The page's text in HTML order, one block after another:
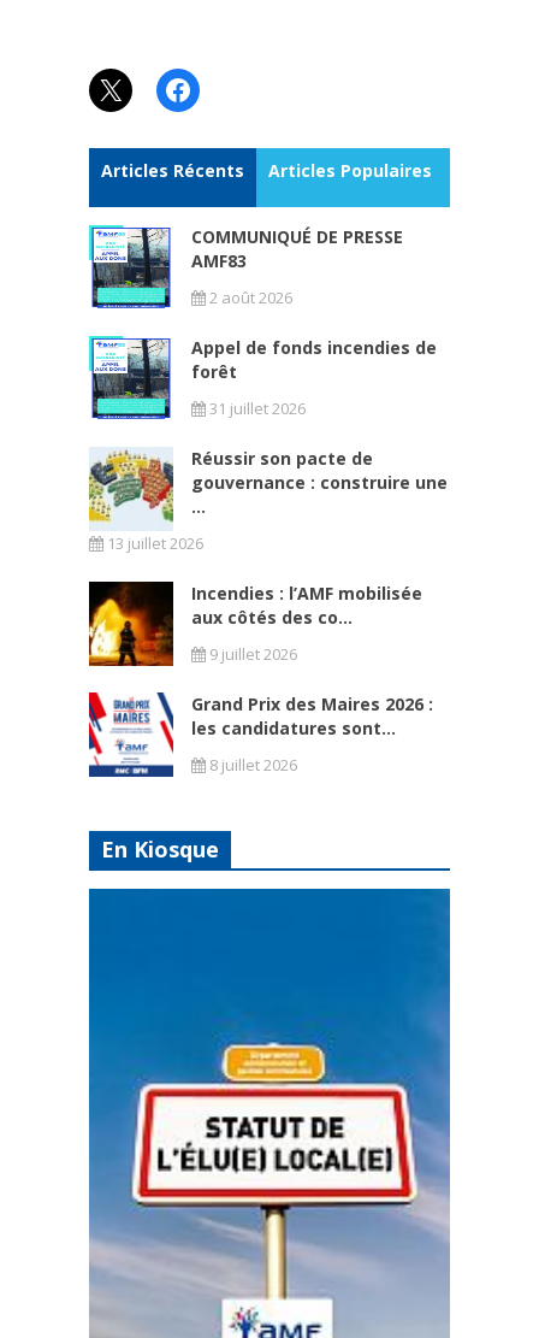
X Facebook
Articles Récents Articles Populaires
COMMUNIQUÉ DE PRESSE
AMF83
2 août 2026
Appel de fonds incendies de
forêt
31 juillet 2026
Réussir son pacte de
gouvernance : construire une
...
13 juillet 2026
Incendies : l’AMF mobilisée
aux côtés des co...
9 juillet 2026
Grand Prix des Maires 2026 :
les candidatures sont...
8 juillet 2026
En Kiosque